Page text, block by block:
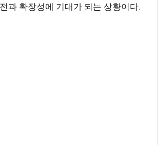
과 확장성에 기대가 되는 상황이다.